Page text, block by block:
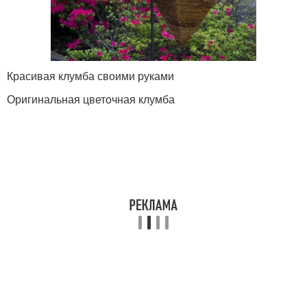
Красивая клумба своими руками
Оригинальная цветочная клумба